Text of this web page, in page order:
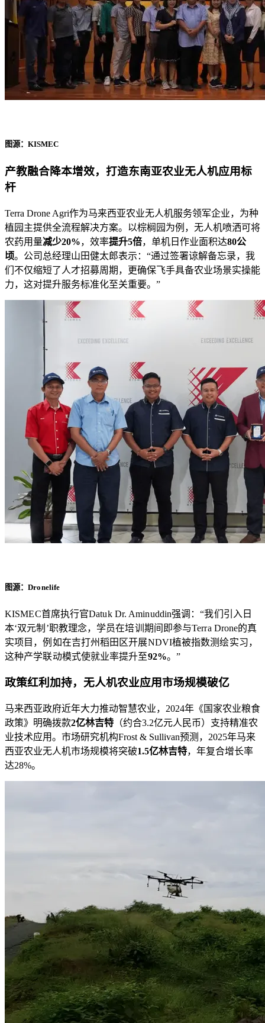
图源：KISMEC
产教融合降本增效，打造东南亚农业无人机应用标
杆
Terra Drone Agri作为马来西亚农业无人机服务领军企业，为种
植园主提供全流程解决方案。以棕榈园为例，无人机喷洒可将
农药用量减少20%，效率提升5倍，单机日作业面积达80公
顷。公司总经理山田健太郎表示：“通过签署谅解备忘录，我
们不仅缩短了人才招募周期，更确保飞手具备农业场景实操能
力，这对提升服务标准化至关重要。”
图源：Dronelife
KISMEC首席执行官Datuk Dr. Aminuddin强调：“我们引入日
本‘双元制’职教理念，学员在培训期间即参与Terra Drone的真
实项目，例如在吉打州稻田区开展NDVI植被指数测绘实习，
这种产学联动模式使就业率提升至92%。”
政策红利加持，无人机农业应用市场规模破亿
马来西亚政府近年大力推动智慧农业，2024年《国家农业粮食
政策》明确拨款2亿林吉特 （约合3.2亿元人民币）支持精准农
业技术应用。市场研究机构Frost & Sullivan预测，2025年马来
西亚农业无人机市场规模将突破1.5亿林吉特，年复合增长率
达28%。